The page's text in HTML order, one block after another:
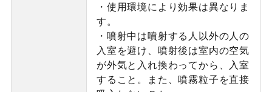
・使用環境により効果は異なりま
す。
・噴射中は噴射する人以外の人の
入室を避け、噴射後は室内の空気
が外気と入れ換わってから、入室
すること。また、噴霧粒子を直接